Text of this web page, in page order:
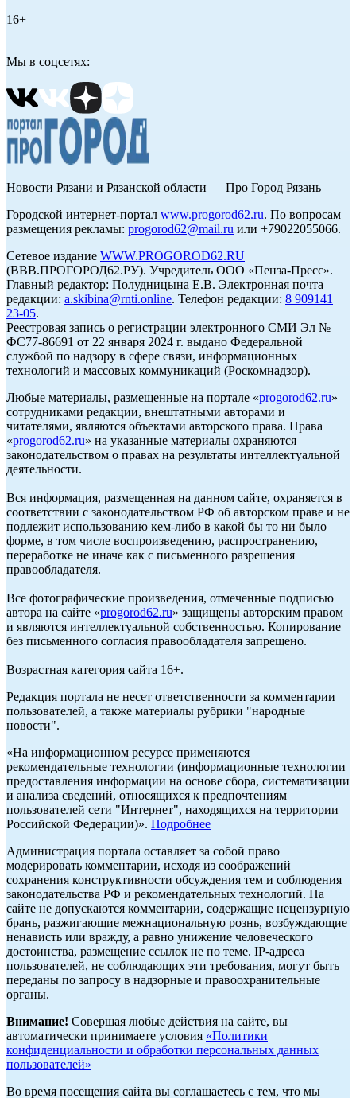
16+
Мы в соцсетях:
Новости Рязани и Рязанской области — Про Город Рязань
Городской интернет-портал www.progorod62.ru. По вопросам
размещения рекламы: progorod62@mail.ru или +79022055066.
Сетевое издание WWW.PROGOROD62.RU
(ВВВ.ПРОГОРОД62.РУ). Учредитель ООО «Пенза-Пресс».
Главный редактор: Полудницына Е.В. Электронная почта
редакции: a.skibina@rnti.online. Телефон редакции: 8 909141
23-05.
Реестровая запись о регистрации электронного СМИ Эл №
ФС77-86691 от 22 января 2024 г. выдано Федеральной
службой по надзору в сфере связи, информационных
технологий и массовых коммуникаций (Роскомнадзор).
Любые материалы, размещенные на портале «progorod62.ru»
сотрудниками редакции, внештатными авторами и
читателями, являются объектами авторского права. Права
«progorod62.ru» на указанные материалы охраняются
законодательством о правах на результаты интеллектуальной
деятельности.
Вся информация, размещенная на данном сайте, охраняется в
соответствии с законодательством РФ об авторском праве и не
подлежит использованию кем-либо в какой бы то ни было
форме, в том числе воспроизведению, распространению,
переработке не иначе как с письменного разрешения
правообладателя.
Все фотографические произведения, отмеченные подписью
автора на сайте «progorod62.ru» защищены авторским правом
и являются интеллектуальной собственностью. Копирование
без письменного согласия правообладателя запрещено.
Возрастная категория сайта 16+.
Редакция портала не несет ответственности за комментарии
пользователей, а также материалы рубрики "народные
новости".
«На информационном ресурсе применяются
рекомендательные технологии (информационные технологии
предоставления информации на основе сбора, систематизации
и анализа сведений, относящихся к предпочтениям
пользователей сети "Интернет", находящихся на территории
Российской Федерации)». Подробнее
Администрация портала оставляет за собой право
модерировать комментарии, исходя из соображений
сохранения конструктивности обсуждения тем и соблюдения
законодательства РФ и рекомендательных технологий. На
сайте не допускаются комментарии, содержащие нецензурную
брань, разжигающие межнациональную рознь, возбуждающие
ненависть или вражду, а равно унижение человеческого
достоинства, размещение ссылок не по теме. IP-адреса
пользователей, не соблюдающих эти требования, могут быть
переданы по запросу в надзорные и правоохранительные
органы.
Внимание! Совершая любые действия на сайте, вы
автоматически принимаете условия «Политики
конфиденциальности и обработки персональных данных
пользователей»
Во время посещения сайта вы соглашаетесь с тем, что мы